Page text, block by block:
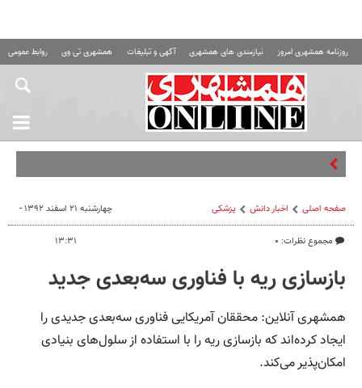
روزنامه همشهری امروز نیازمندی های همشهری آگهی و تبلیغات همشهری تی وی روابط عمومی
صفحه اصلی اخبار دانش پزشکی
مجموع نظرات: ۰
چهارشنبه ۲۱ اسفند ۱۳۹۲ -
۱۳:۳۱
بازسازی ریه با فناوری سه‌بعدی جدید
همشهری آنلاین: محققان آمریکایی فناوری سه‌بعدی جدیدی را
ایجاد کرده‌اند که بازسازی ریه را با استفاده از سلول‌های بنیادی
امکان‌پذیر می‌کند.